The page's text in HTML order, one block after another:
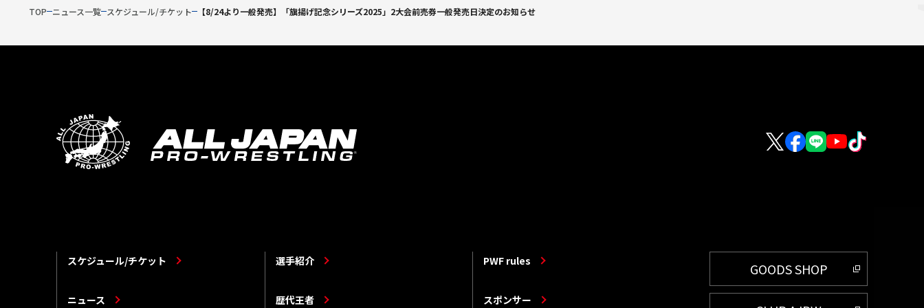
TOP ニュース一覧 スケジュール/チケット 【8/24より一般発売】「旗揚げ記念シリーズ2025」2大会前売券一般発売日決定のお知らせ
スケジュール/チケット 選手紹介 PWF rules
ニュース 歴代王者 スポンサー
GOODS SHOP